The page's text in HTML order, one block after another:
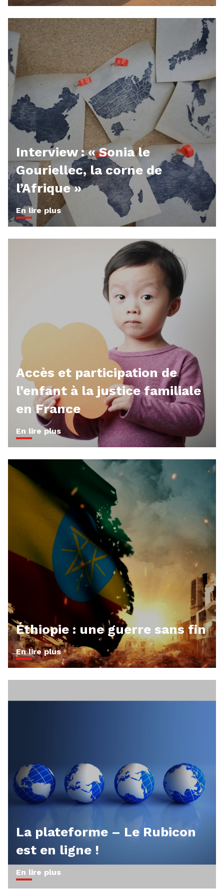
Interview : « Sonia le
Gouriellec, la corne de
l’Afrique »
En lire plus
Accès et participation de
l’enfant à la justice familiale
en France
En lire plus
Éthiopie : une guerre sans fin
En lire plus
La plateforme – Le Rubicon
est en ligne !
En lire plus